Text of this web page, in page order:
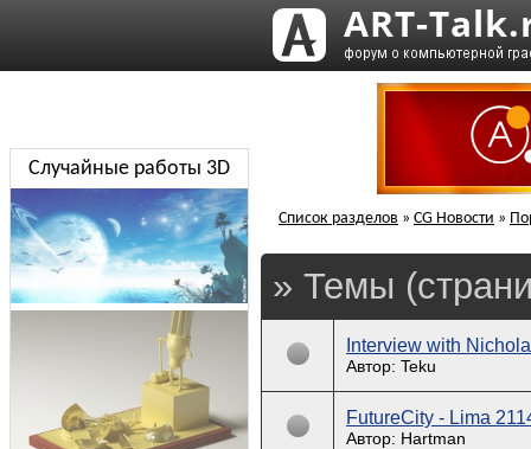
Список разделов » CG Новости »
» Темы
Interview with
Автор: Teku
FutureCity - Lima
Автор: Hartman
Случайные работы 3D